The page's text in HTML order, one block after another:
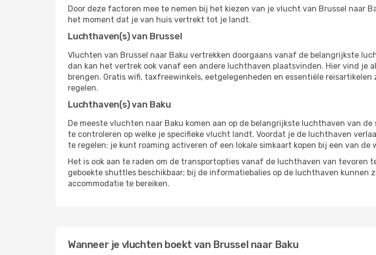
Door deze factoren mee te nemen bij het kiezen van je vlucht van Brussel naar
het moment dat je van huis vertrekt tot je landt.
Luchthaven(s) van Brussel
Vluchten van Brussel naar Baku vertrekken doorgaans vanaf de belangrijkste
dan kan het vertrek ook vanaf een andere luchthaven plaatsvinden. Hier vind je
brengen. Gratis wifi, taxfreewinkels, eetgelegenheden en essentiële
regelen.
Luchthaven(s) van Baku
De meeste vluchten naar Baku komen aan op de belangrijkste luchthaven van
te controleren op welke je specifieke vlucht landt. Voordat je de luchthaven
te regelen: je kunt roaming activeren of een lokale simkaart kopen bij een van de
Het is ook aan te raden om de transportopties vanaf de luchthaven van tevoren
geboekte shuttles beschikbaar; bij de informatiebalies op de luchthaven kunnen
accommodatie te bereiken.
Wanneer je vluchten boekt van Brussel naar Baku